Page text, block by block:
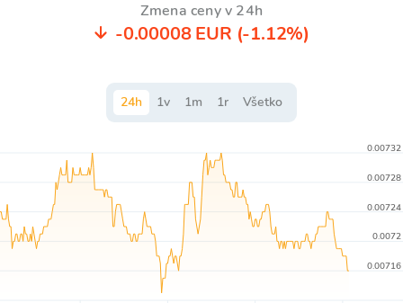
Zmena ceny v 24h
-0.00008 EUR (-1.12%)
24h 1v 1m 1r Všetko
0.00716
0.0072
0.00724
0.00728
0.00732